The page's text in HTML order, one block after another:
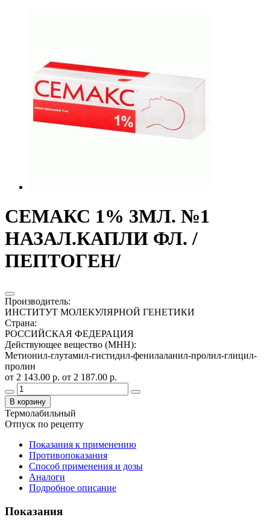
СЕМАКС 1% 3МЛ. №1
НАЗАЛ.КАПЛИ ФЛ. /
ПЕПТОГЕН/
Производитель:
ИНСТИТУТ МОЛЕКУЛЯРНОЙ ГЕНЕТИКИ
Страна:
РОССИЙСКАЯ ФЕДЕРАЦИЯ
Действующее вещество (МНН):
Метионил-глутамил-гистидил-фенилаланил-пролил-глицил-
пролин
от 2 143.00 р. от 2 187.00 р.
В корзину
Термолабильный
Отпуск по рецепту
Показания к применению
Противопоказания
Способ применения и дозы
Аналоги
Подробное описание
Показания